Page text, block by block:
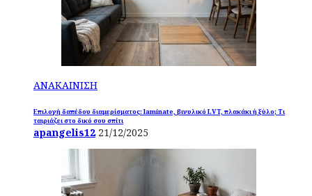
ΑΝΑΚΑΙΝΙΣΗ
Επιλογή δαπέδου διαμερίσματος: laminate, βινυλικό LVT, πλακάκι ή ξύλο; Τι
ταιριάζει στο δικό σου σπίτι
apangelis12 21/12/2025